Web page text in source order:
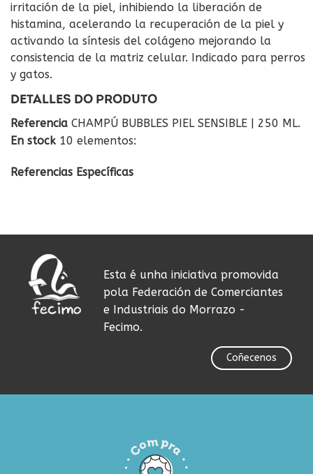
irritación de la piel, inhibiendo la liberación de
histamina, acelerando la recuperación de la piel y
activando la síntesis del colágeno mejorando la
consistencia de la matriz celular. Indicado para perros
y gatos.
DETALLES DO PRODUTO
Referencia CHAMPÚ BUBBLES PIEL SENSIBLE | 250 ML.
En stock 10 elementos:
Referencias Específicas
Esta é unha iniciativa promovida
pola Federación de Comerciantes
e Industriais do Morrazo -
Fecimo.
Coñecenos